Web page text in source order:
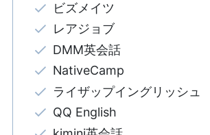
ビズメイツ
レアジョブ
DMM英会話
NativeCamp
ライザップイングリッシュ
QQ English